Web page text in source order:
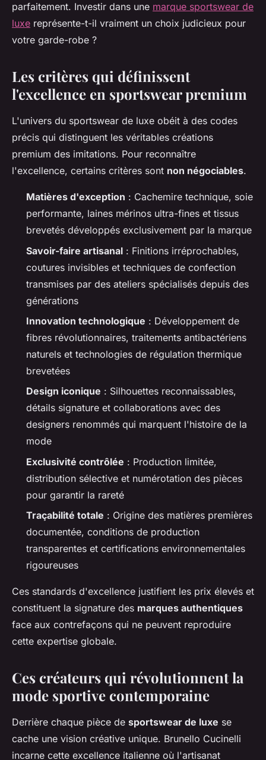
parfaitement. Investir dans une marque sportswear de
luxe représente-t-il vraiment un choix judicieux pour
votre garde-robe ?
Les critères qui définissent
l'excellence en sportswear premium
L'univers du sportswear de luxe obéit à des codes
précis qui distinguent les véritables créations
premium des imitations. Pour reconnaître
l'excellence, certains critères sont non négociables.
Matières d'exception : Cachemire technique, soie
performante, laines mérinos ultra-fines et tissus
brevetés développés exclusivement par la marque
Savoir-faire artisanal : Finitions irréprochables,
coutures invisibles et techniques de confection
transmises par des ateliers spécialisés depuis des
générations
Innovation technologique : Développement de
fibres révolutionnaires, traitements antibactériens
naturels et technologies de régulation thermique
brevetées
Design iconique : Silhouettes reconnaissables,
détails signature et collaborations avec des
designers renommés qui marquent l'histoire de la
mode
Exclusivité contrôlée : Production limitée,
distribution sélective et numérotation des pièces
pour garantir la rareté
Traçabilité totale : Origine des matières premières
documentée, conditions de production
transparentes et certifications environnementales
rigoureuses
Ces standards d'excellence justifient les prix élevés et
constituent la signature des marques authentiques
face aux contrefaçons qui ne peuvent reproduire
cette expertise globale.
Ces créateurs qui révolutionnent la
mode sportive contemporaine
Derrière chaque pièce de sportswear de luxe se
cache une vision créative unique. Brunello Cucinelli
incarne cette excellence italienne où l'artisanat